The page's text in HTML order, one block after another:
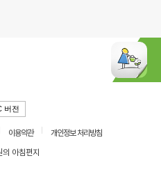
버전
이용약관
개인정보 처리방침
아침편지